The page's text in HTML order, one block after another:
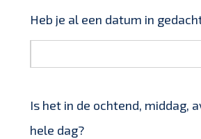
Heb je al een datum in
Is het in de ochtend, middag,
hele dag?